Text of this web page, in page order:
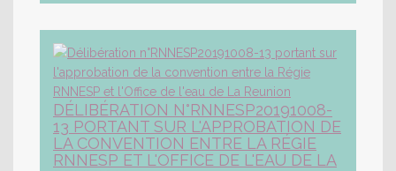
DÉLIBÉRATION N°RNNESP20191008-
13 PORTANT SUR L'APPROBATION DE
LA CONVENTION ENTRE LA RÉGIE
RNNESP ET L'OFFICE DE L'EAU DE LA